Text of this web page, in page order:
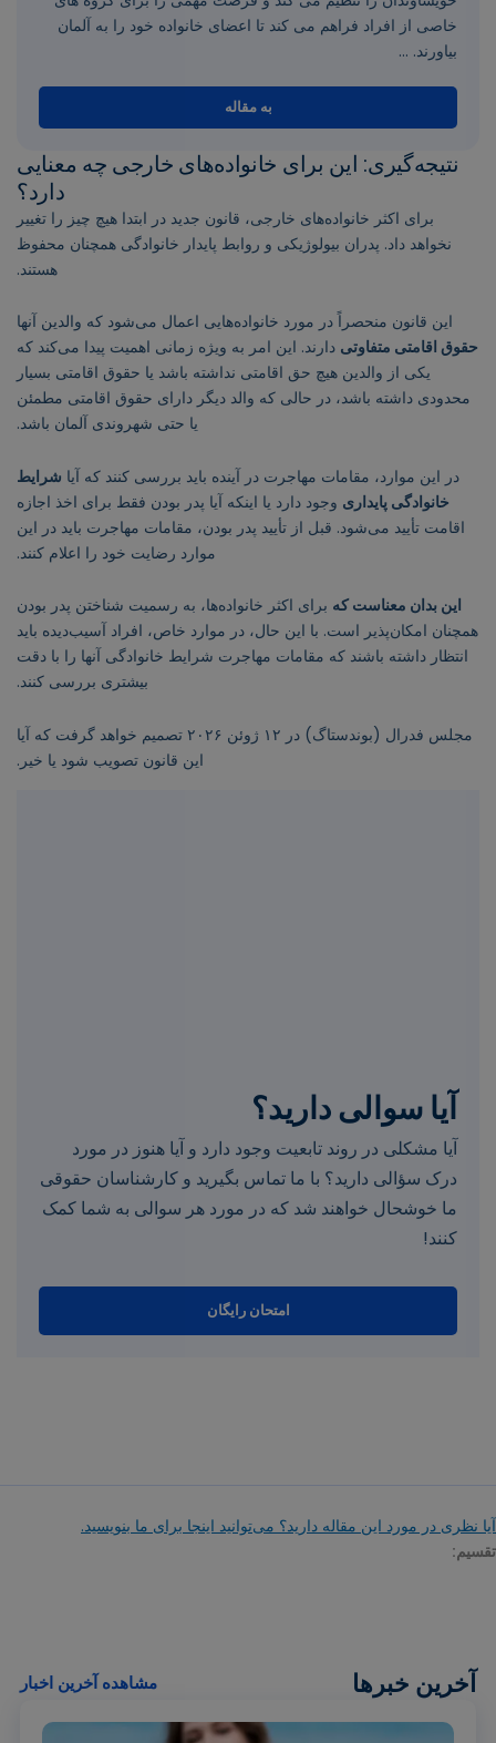
خاصی از افراد فراهم می کند تا اعضای خانواده خود را به آلمان
بیاورند. ...
به مقاله
نتیجه‌گیری: این برای خانواده‌های خارجی چه معنایی
دارد؟
برای اکثر خانواده‌های خارجی، قانون جدید در ابتدا هیچ چیز را تغییر
نخواهد داد. پدران بیولوژیکی و روابط پایدار خانوادگی همچنان محفوظ
هستند.
این قانون منحصراً در مورد خانواده‌هایی اعمال می‌شود که والدین آنها
حقوق اقامتی متفاوتی دارند. این امر به ویژه زمانی اهمیت پیدا می‌کند که
یکی از والدین هیچ حق اقامتی نداشته باشد یا حقوق اقامتی بسیار
محدودی داشته باشد، در حالی که والد دیگر دارای حقوق اقامتی مطمئن
یا حتی شهروندی آلمان باشد.
در این موارد، مقامات مهاجرت در آینده باید بررسی کنند که آیا شرایط
خانوادگی پایداری وجود دارد یا اینکه آیا پدر بودن فقط برای اخذ اجازه
اقامت تأیید می‌شود. قبل از تأیید پدر بودن، مقامات مهاجرت باید در این
موارد رضایت خود را اعلام کنند.
این بدان معناست که برای اکثر خانواده‌ها، به رسمیت شناختن پدر بودن
همچنان امکان‌پذیر است. با این حال، در موارد خاص، افراد آسیب‌دیده باید
انتظار داشته باشند که مقامات مهاجرت شرایط خانوادگی آنها را با دقت
بیشتری بررسی کنند.
مجلس فدرال (بوندستاگ) در ۱۲ ژوئن ۲۰۲۶ تصمیم خواهد گرفت که آیا
این قانون تصویب شود یا خیر.
آیا سوالی دارید؟
آیا مشکلی در روند تابعیت وجود دارد و آیا هنوز در مورد
درک سؤالی دارید؟ با ما تماس بگیرید و کارشناسان حقوقی
ما خوشحال خواهند شد که در مورد هر سوالی به شما کمک
کنند!
امتحان رایگان
آیا نظری در مورد این مقاله دارید؟ می‌توانید اینجا برای ما بنویسید.
تقسیم:
آخرین خبرها مشاهده آخرین اخبار